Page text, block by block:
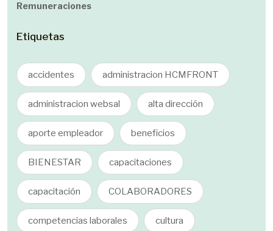
Remuneraciones
Etiquetas
accidentes administracion HCMFRONT
administracion websal alta dirección
aporte empleador beneficios
BIENESTAR capacitaciones
capacitación COLABORADORES
competencias laborales cultura